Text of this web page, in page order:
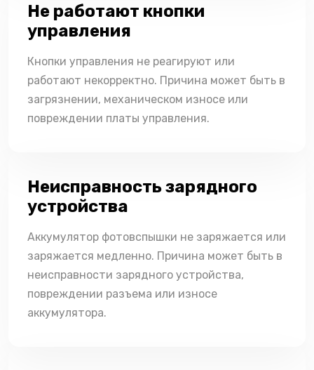
Не работают кнопки
управления
Кнопки управления не реагируют или
работают некорректно. Причина может быть в
загрязнении, механическом износе или
повреждении платы управления.
Неисправность зарядного
устройства
Аккумулятор фотовспышки не заряжается или
заряжается медленно. Причина может быть в
неисправности зарядного устройства,
повреждении разъема или износе
аккумулятора.